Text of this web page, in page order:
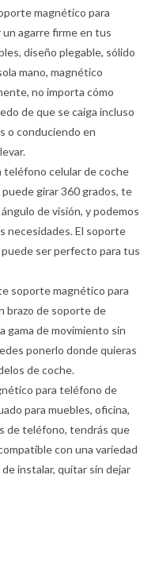
magnético para
agarre firme en tus
diseño plegable, sólido
mano, magnético
no importa cómo
de que se caiga incluso
o conduciendo en
teléfono celular de coche
puede girar 360 grados, te
de visión, y podemos
necesidades. El soporte
ser perfecto para tus
soporte magnético para
brazo de soporte de
gama de movimiento sin
ponerlo donde quieras
de coche.
para teléfono de
para muebles, oficina,
de teléfono, tendrás que
con una variedad
instalar, quitar sin dejar